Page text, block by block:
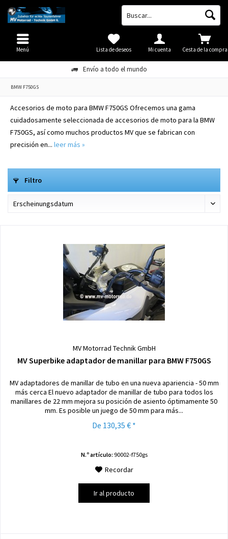
Envío a todo el mundo
Cesta de la compra
Lista de deseos Mi cuenta
Menú
BMW F750GS
Accesorios de moto para BMW F750GS Ofrecemos una gama
cuidadosamente seleccionada de accesorios de moto para la BMW
F750GS, así como muchos productos MV que se fabrican con
precisión en... leer más »
Filtro
MV Motorrad Technik GmbH
MV Superbike adaptador de manillar para BMW F750GS
MV adaptadores de manillar de tubo en una nueva apariencia - 50 mm
más cerca El nuevo adaptador de manillar de tubo para todos los
manillares de 22 mm mejora su posición de asiento óptimamente 50
mm. Es posible un juego de 50 mm para más...
De 130,35 € *
N.º artículo: 90002-f750gs
Recordar
Ir al producto